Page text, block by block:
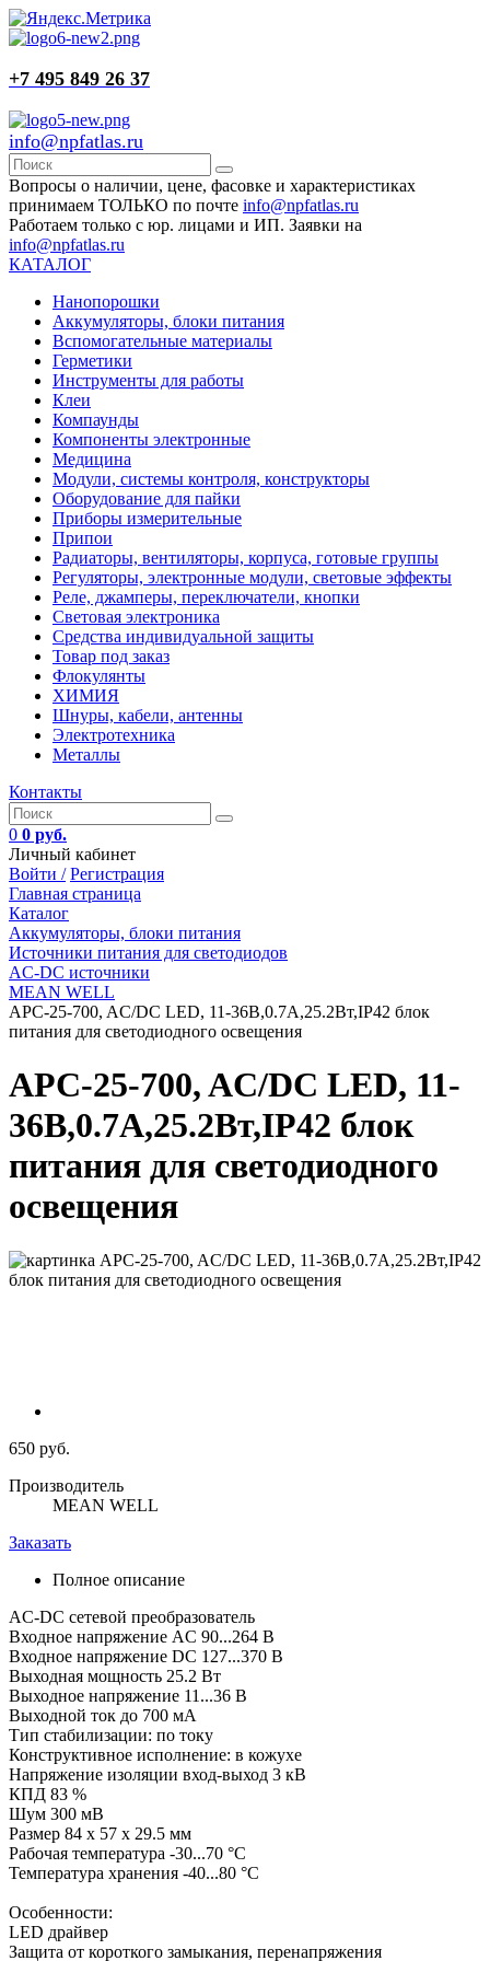
+7 495 849 26 37
info@npfatlas.ru
Вопросы о наличии, цене, фасовке и характеристиках
принимаем ТОЛЬКО по почте info@npfatlas.ru
Работаем только с юр. лицами и ИП. Заявки на
info@npfatlas.ru
КАТАЛОГ
Нанопорошки
Аккумуляторы, блоки питания
Вспомогательные материалы
Герметики
Инструменты для работы
Клеи
Компаунды
Компоненты электронные
Медицина
Модули, системы контроля, конструкторы
Оборудование для пайки
Приборы измерительные
Припои
Радиаторы, вентиляторы, корпуса, готовые группы
Регуляторы, электронные модули, световые эффекты
Реле, джамперы, переключатели, кнопки
Световая электроника
Средства индивидуальной защиты
Товар под заказ
Флокулянты
ХИМИЯ
Шнуры, кабели, антенны
Электротехника
Металлы
Контакты
0 0 руб.
Личный кабинет
Войти / Регистрация
Главная страница
Каталог
Аккумуляторы, блоки питания
Источники питания для светодиодов
AC-DC источники
MEAN WELL
APC-25-700, AC/DC LED, 11-36В,0.7А,25.2Вт,IP42 блок
питания для светодиодного освещения
APC-25-700, AC/DC LED, 11-
36В,0.7А,25.2Вт,IP42 блок
питания для светодиодного
освещения
650 руб.
Производитель
MEAN WELL
Заказать
Полное описание
AC-DC сетевой преобразователь
Входное напряжение AC 90...264 В
Входное напряжение DC 127...370 В
Выходная мощность 25.2 Вт
Выходное напряжение 11...36 В
Выходной ток до 700 мА
Тип стабилизации: по току
Конструктивное исполнение: в кожухе
Напряжение изоляции вход-выход 3 кВ
КПД 83 %
Шум 300 мВ
Размер 84 x 57 x 29.5 мм
Рабочая температура -30...70 °C
Температура хранения -40...80 °C
Особенности:
LED драйвер
Защита от короткого замыкания, перенапряжения